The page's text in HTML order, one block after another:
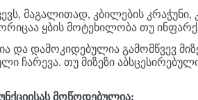
მაგალითად, კბილების
ყბის მოტეხილობა თუ
და დამოკიდებულია გამომწვევ
ჩარევა. თუ მიზეზი
მოწოდებულია: